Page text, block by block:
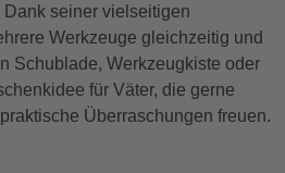
seiner vielseitigen
Werkzeuge gleichzeitig und
Schublade, Werkzeugkiste oder
für Väter, die gerne
Überraschungen freuen.